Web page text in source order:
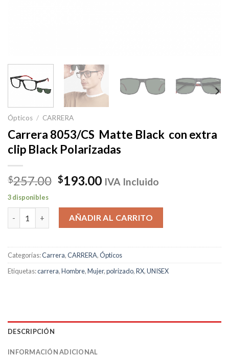
Ópticos / CARRERA
Carrera 8053/CS Matte Black con extra
clip Black Polarizadas
$257.00 El
original
era:
$257.00.
$193.00El
actual
es:
$193.00.
IVA Incluido
3 disponibles
Carrera 8053/CS Matte Black con extra clip Black Polarizadas
AÑADIR AL CARRITO
Categorías:Carrera,CARRERA,Ópticos
Etiquetas:carrera,Hombre,Mujer,polrizado,RX,UNISEX
DESCRIPCIÓN
INFORMACIÓN ADICIONAL